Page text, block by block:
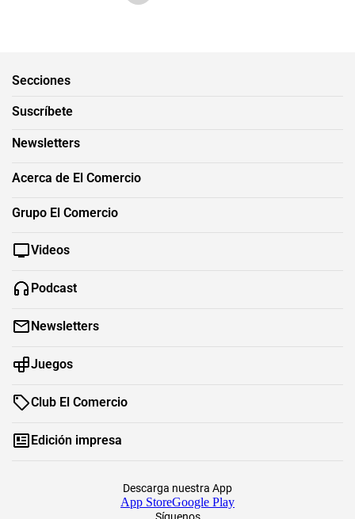
Secciones
Suscríbete
Newsletters
Acerca de El Comercio
Grupo El Comercio
Videos
Podcast
Newsletters
Juegos
Club El Comercio
Edición impresa
Síguenos
Descarga nuestra App
App StoreGoogle Play